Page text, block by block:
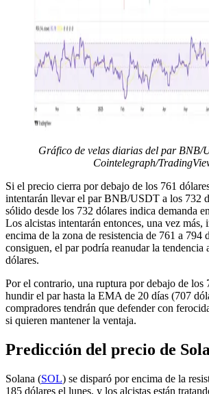
Gráfico de velas diarias del par BNB/
Cointelegraph/
Si el precio cierra por debajo de los 761
intentarán llevar el par BNB/USDT a los 732
sólido desde los 732 dólares indica demanda
Los alcistas intentarán entonces, una vez más,
encima de la zona de resistencia de 761 a 794
consiguen, el par podría reanudar la tendencia
dólares.
Por el contrario, una ruptura por debajo de los
hundir el par hasta la EMA de 20 días (707
compradores tendrán que defender con
si quieren mantener la ventaja.
Predicción del precio de
Solana (SOL) se disparó por encima de la
185 dólares el lunes, y los alcistas están